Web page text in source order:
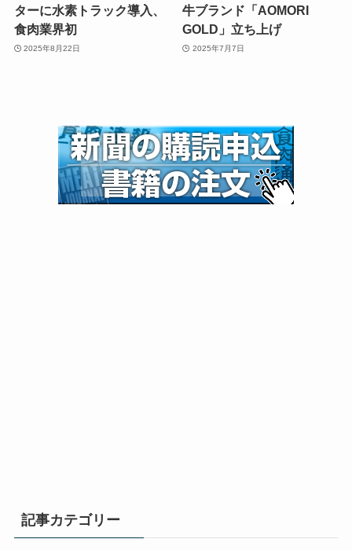
ターに水素トラック導入、
食肉業界初
2025年8月22日
牛ブランド「AOMORI
GOLD」立ち上げ
2025年7月7日
記事カテゴリー